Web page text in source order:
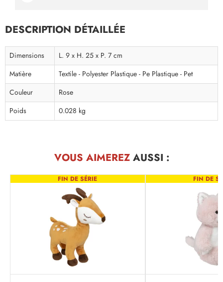
DESCRIPTION DÉTAILLÉE
Dimensions
L. 9 x H. 25 x P. 7 cm
Matière
Textile - Polyester Plastique - Pe Plastique - Pet
Couleur
Rose
Poids
0.028 kg
VOUS AIMEREZAUSSI :
FIN DE SÉRIE FIN DE